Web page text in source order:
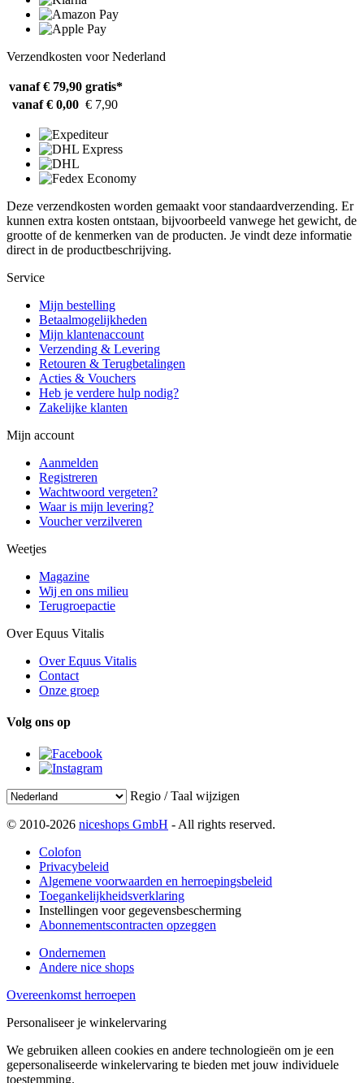
Verzendkosten voor Nederland
vanaf € 79,90 gratis*
vanaf € 0,00 € 7,90
Deze verzendkosten worden gemaakt voor standaardverzending. Er
kunnen extra kosten ontstaan, bijvoorbeeld vanwege het gewicht, de
grootte of de kenmerken van de producten. Je vindt deze informatie
direct in de productbeschrijving.
Service
Mijn bestelling
Betaalmogelijkheden
Mijn klantenaccount
Verzending & Levering
Retouren & Terugbetalingen
Acties & Vouchers
Heb je verdere hulp nodig?
Zakelijke klanten
Mijn account
Aanmelden
Registreren
Wachtwoord vergeten?
Waar is mijn levering?
Voucher verzilveren
Weetjes
Magazine
Wij en ons milieu
Terugroepactie
Over Equus Vitalis
Over Equus Vitalis
Contact
Onze groep
Volg ons op
Regio / Taal wijzigen
© 2010-2026 niceshops GmbH - All rights reserved.
Colofon
Privacybeleid
Algemene voorwaarden en herroepingsbeleid
Toegankelijkheidsverklaring
Instellingen voor gegevensbescherming
Abonnementscontracten opzeggen
Ondernemen
Andere nice shops
Overeenkomst herroepen
Personaliseer je winkelervaring
We gebruiken alleen cookies en andere technologieën om je een
gepersonaliseerde winkelervaring te bieden met jouw individuele
toestemming.